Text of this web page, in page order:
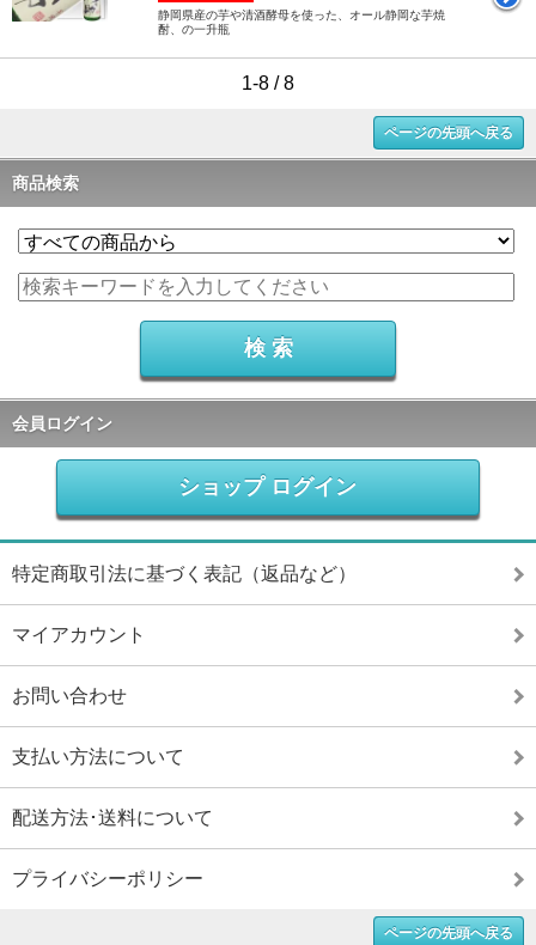
静岡県産の芋や清酒酵母を使った、オール静岡な芋焼
酎、の一升瓶
1-8 / 8
ページの先頭へ戻る
商品検索
会員ログイン
ショップ ログイン
特定商取引法に基づく表記（返品など）
マイアカウント
お問い合わせ
支払い方法について
配送方法･送料について
プライバシーポリシー
ページの先頭へ戻る